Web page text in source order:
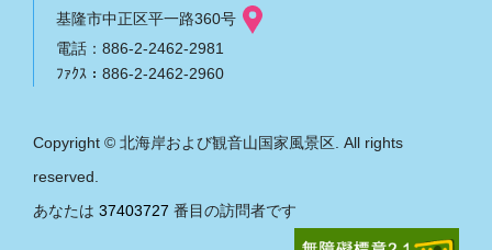
基隆市中正区平一路360号
電話：886-2-2462-2981
ﾌｧｸｽ：886-2-2462-2960
Copyright © 北海岸および観音山国家風景区. All rights
reserved.
あなたは 37403727 番目の訪問者です